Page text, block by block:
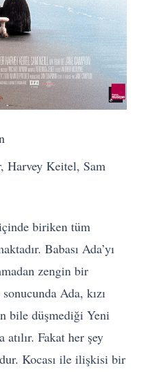
Harvey Keitel, Sam
biriken tüm
Babası Ada’yı
zengin bir
Ada, kızı
bile düşmediği Yeni
atılır. Fakat her şey
Kocası ile ilişkisi bir